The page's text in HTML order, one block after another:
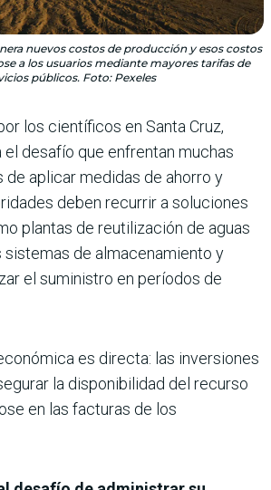
nuevos costos de producción y esos costos
a los usuarios mediante mayores tarifas de
públicos. Foto: Pexeles
los científicos en Santa Cruz,
el desafío que enfrentan muchas
de aplicar medidas de ahorro y
deben recurrir a soluciones
plantas de reutilización de aguas
sistemas de almacenamiento y
el suministro en períodos de
es directa: las inversiones
la disponibilidad del recurso
en las facturas de los